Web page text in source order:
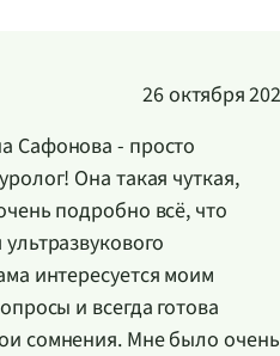
26 октября
Сафонова - просто
Она такая чуткая,
подробно всё, что
интересуется моим
и всегда готова
сомнения. Мне было очень